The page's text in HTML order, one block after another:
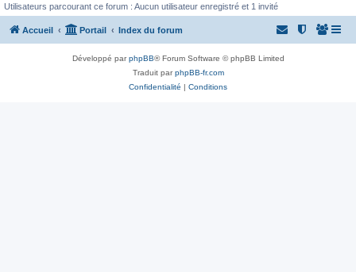
Utilisateurs parcourant ce forum : Aucun utilisateur enregistré et 1 invité
Accueil Portail Index du forum
Développé parphpBB® Forum Software © phpBB Limited
Traduit parphpBB-fr.com
Confidentialité | Conditions